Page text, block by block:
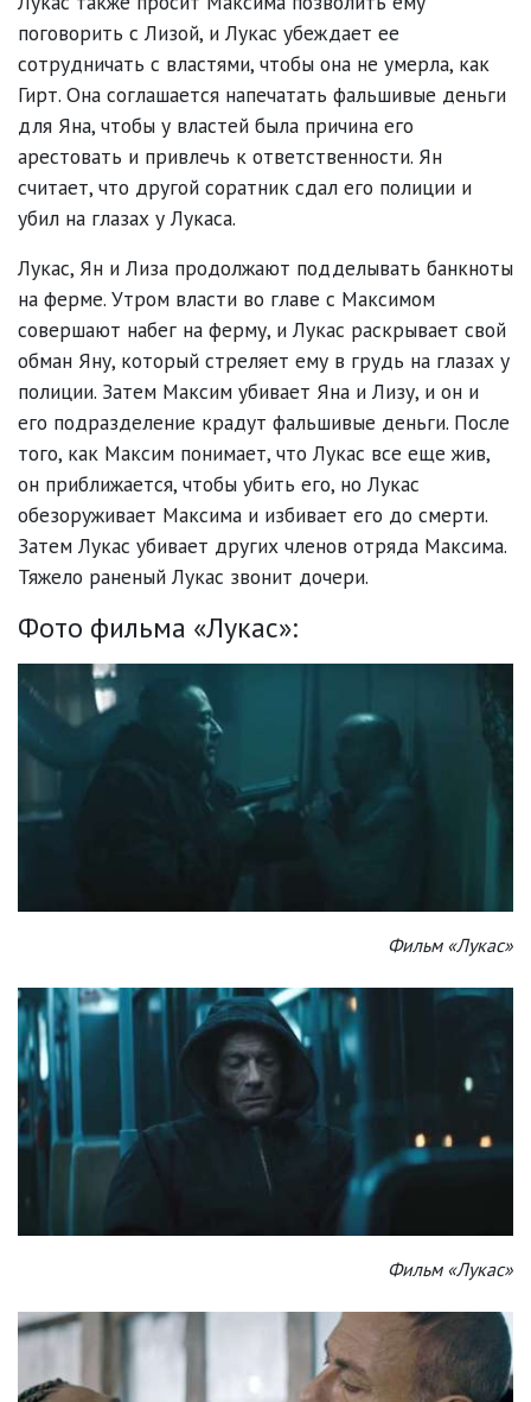
поговорить с Лизой, и Лукас убеждает ее
сотрудничать с властями, чтобы она не умерла, как
Гирт. Она соглашается напечатать фальшивые деньги
для Яна, чтобы у властей была причина его
арестовать и привлечь к ответственности. Ян
считает, что другой соратник сдал его полиции и
убил на глазах у Лукаса.
Лукас, Ян и Лиза продолжают подделывать банкноты
на ферме. Утром власти во главе с Максимом
совершают набег на ферму, и Лукас раскрывает свой
обман Яну, который стреляет ему в грудь на глазах у
полиции. Затем Максим убивает Яна и Лизу, и он и
его подразделение крадут фальшивые деньги. После
того, как Максим понимает, что Лукас все еще жив,
он приближается, чтобы убить его, но Лукас
обезоруживает Максима и избивает его до смерти.
Затем Лукас убивает других членов отряда Максима.
Тяжело раненый Лукас звонит дочери.
Фото фильма «Лукас»:
Фильм «Лукас»
Фильм «Лукас»